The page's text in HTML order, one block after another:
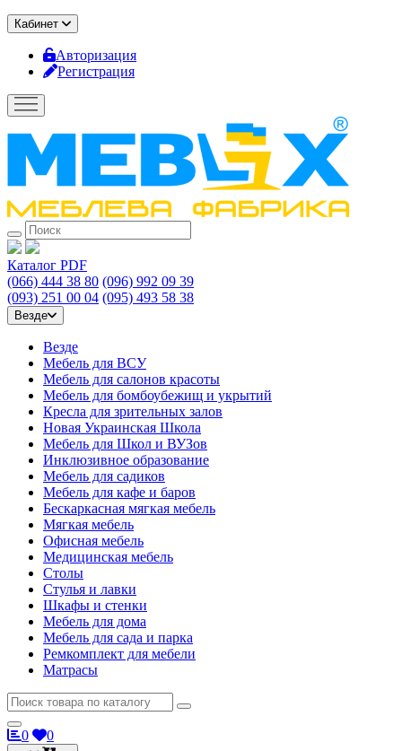
Кабинет
Авторизация
Регистрация
Каталог PDF
(066) 444 38 80 (096) 992 09 39
(093) 251 00 04 (095) 493 58 38
Везде
Везде
Мебель для ВСУ
Мебель для салонов красоты
Мебель для бомбоубежищ и укрытий
Кресла для зрительных залов
Новая Украинская Школа
Мебель для Школ и ВУЗов
Инклюзивное образование
Мебель для садиков
Мебель для кафе и баров
Бескаркасная мягкая мебель
Мягкая мебель
Офисная мебель
Медицинская мебель
Столы
Стулья и лавки
Шкафы и стенки
Мебель для дома
Мебель для сада и парка
Ремкомплект для мебели
Матрасы
0 0